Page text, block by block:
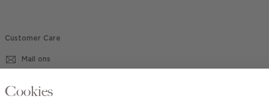
Customer Care
Mail ons
020 - 3412 670
Cookies